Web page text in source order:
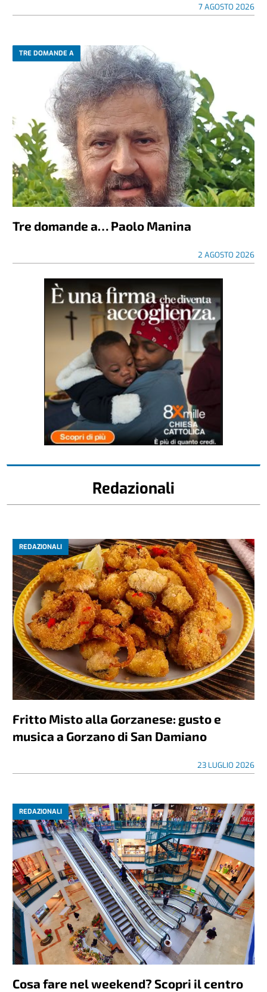
7 AGOSTO 2026
TRE DOMANDE A
Tre domande a… Paolo Manina
2 AGOSTO 2026
Redazionali
REDAZIONALI
Fritto Misto alla Gorzanese: gusto e
musica a Gorzano di San Damiano
23 LUGLIO 2026
REDAZIONALI
Cosa fare nel weekend? Scopri il centro